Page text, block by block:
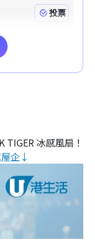
TIGER 冰感風扇！
企↓